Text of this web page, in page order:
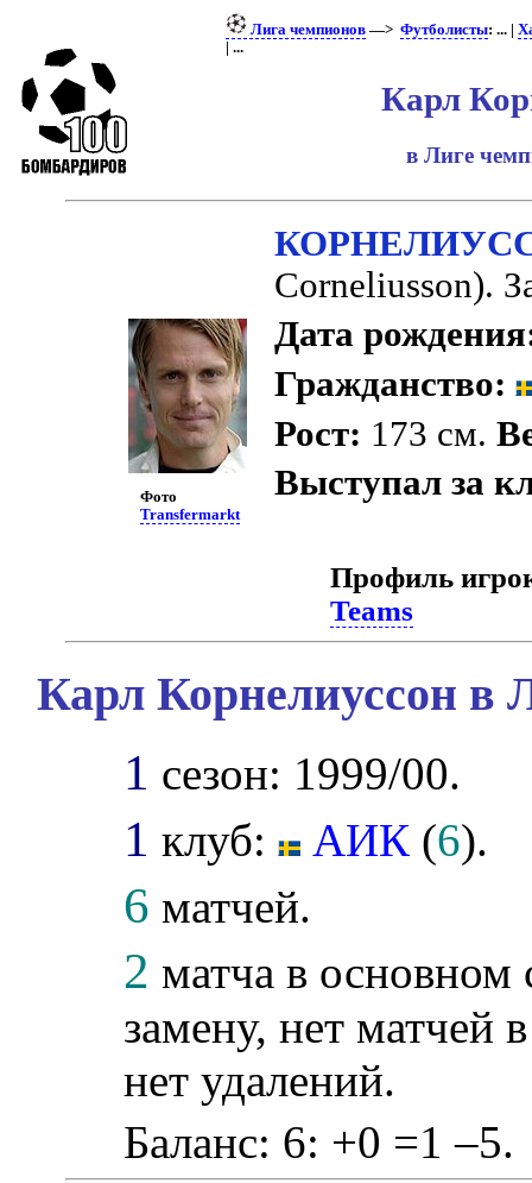
Лига чемпионов —>Футболисты: ... |
| ...
Карл
в Лиге
Фото
Transfermarkt
Corneliusson).
Дата
Гражданство:
Рост: 173 см.
Выступал за
Профиль
Teams
Карл Корнелиуссон в
1 сезон: 1999/00.
1 клуб: АИК (6).
6 матчей.
2 матча в основном
замену, нет матчей
нет удалений.
Баланс: 6: +0 =1 –5.